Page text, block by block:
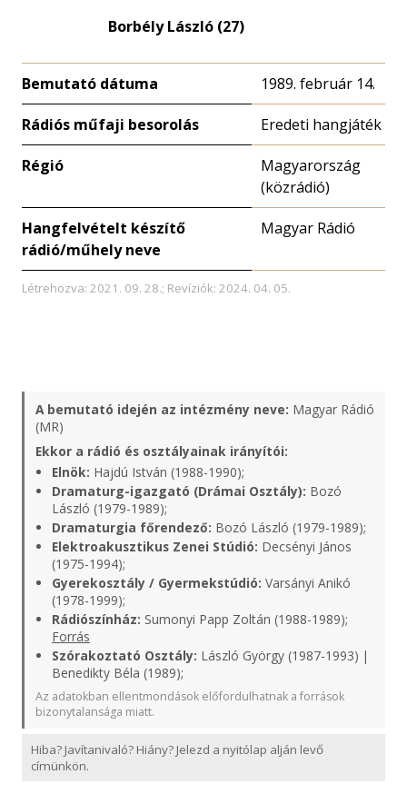
Borbély László (27)
Bemutató dátuma 1989. február 14.
Rádiós műfaji besorolás Eredeti hangjáték
Régió
Magyarország
(közrádió)
Hangfelvételt készítő
rádió/műhely neve
Magyar Rádió
Létrehozva: 2021. 09. 28.; Revíziók: 2024. 04. 05.
A bemutató idején az intézmény neve: Magyar Rádió
(MR)
Ekkor a rádió és osztályainak irányítói:
Elnök: Hajdú István (1988-1990);
Dramaturg-igazgató (Drámai Osztály): Bozó
László (1979-1989);
Dramaturgia főrendező: Bozó László (1979-1989);
Elektroakusztikus Zenei Stúdió: Decsényi János
(1975-1994);
Gyerekosztály / Gyermekstúdió: Varsányi Anikó
(1978-1999);
Rádiószínház: Sumonyi Papp Zoltán (1988-1989);
Forrás
Szórakoztató Osztály: László György (1987-1993) |
Benedikty Béla (1989);
Az adatokban ellentmondások előfordulhatnak a források
bizonytalansága miatt.
Hiba? Javítanivaló? Hiány? Jelezd a nyitólap alján levő
címünkön.